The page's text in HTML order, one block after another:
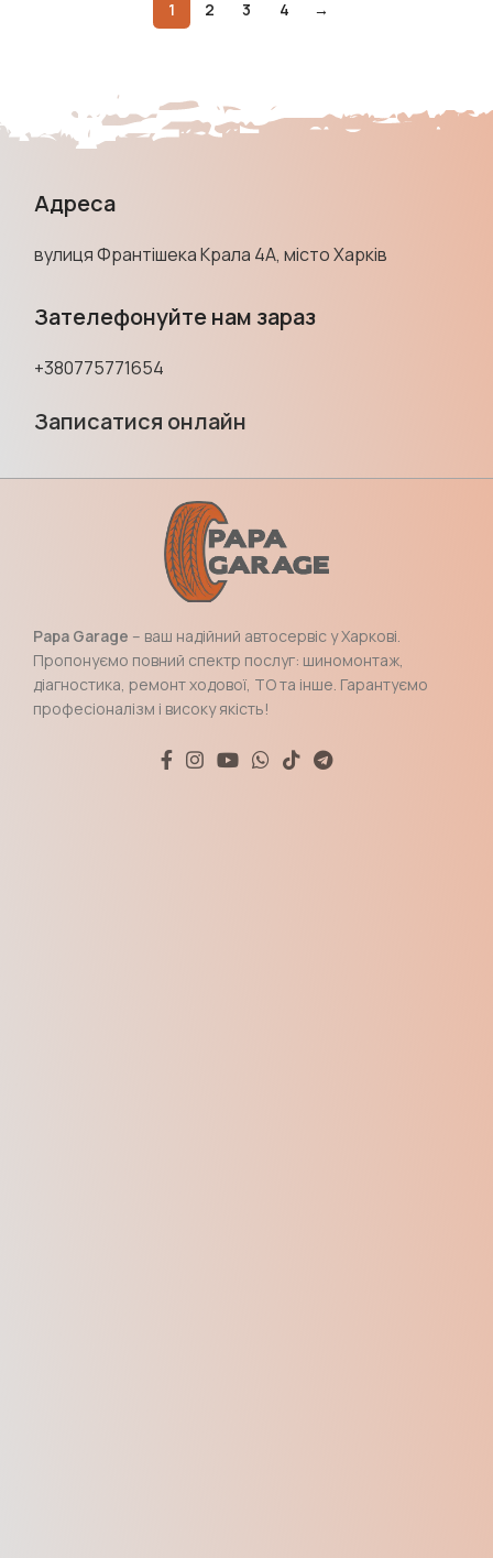
1 2 3 4 →
Адреса
вулиця Франтішека Крала 4А, місто Харків
Зателефонуйте нам зараз
+380775771654
Записатися онлайн
Papa Garage – ваш надійний автосервіс у Харкові.
Пропонуємо повний спектр послуг: шиномонтаж,
діагностика, ремонт ходової, ТО та інше. Гарантуємо
професіоналізм і високу якість!